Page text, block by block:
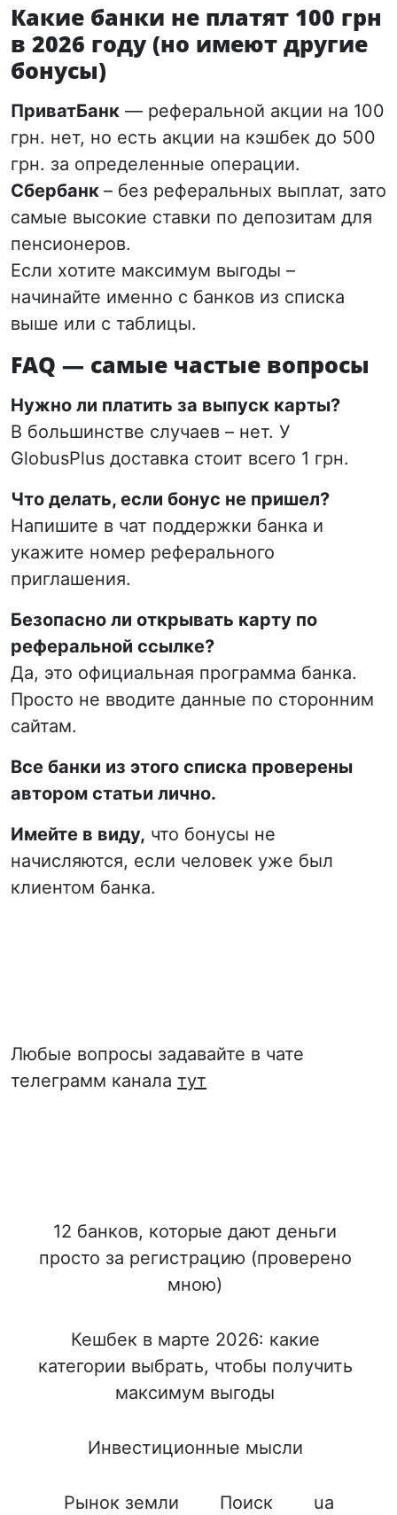
Какие банки не платят 100 грн
в 2026 году (но имеют другие
бонусы)
ПриватБанк — реферальной акции на 100
грн. нет, но есть акции на кэшбек до 500
грн. за определенные операции.
Сбербанк – без реферальных выплат, зато
самые высокие ставки по депозитам для
пенсионеров.
Если хотите максимум выгоды –
начинайте именно с банков из списка
выше или с таблицы.
FAQ — самые частые вопросы
Нужно ли платить за выпуск карты?
В большинстве случаев – нет. У
GlobusPlus доставка стоит всего 1 грн.
Что делать, если бонус не пришел?
Напишите в чат поддержки банка и
укажите номер реферального
приглашения.
Безопасно ли открывать карту по
реферальной ссылке?
Да, это официальная программа банка.
Просто не вводите данные по сторонним
сайтам.
Все банки из этого списка проверены
автором статьи лично.
Имейте в виду, что бонусы не
начисляются, если человек уже был
клиентом банка.
Любые вопросы задавайте в чате
телеграмм канала тут
12 банков, которые дают деньги
просто за регистрацию (проверено
мною)
Кешбек в марте 2026: какие
категории выбрать, чтобы получить
максимум выгоды
Инвестиционные мысли
Рынок земли Поиск ua